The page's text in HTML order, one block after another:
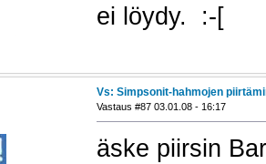
ei löydy. :-[
Vs: Simpsonit-hahmojen
Vastaus #87 03.01.08 - 16:17
äske piirsin